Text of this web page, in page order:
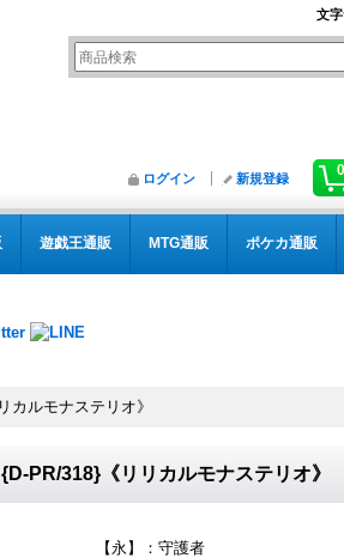
文
0
ログイン 新規登録
遊戯王通販 MTG通販 ポケカ通販
カルモナステリオ》
PR/318}《リリカルモナステリオ》
【永】：守護者